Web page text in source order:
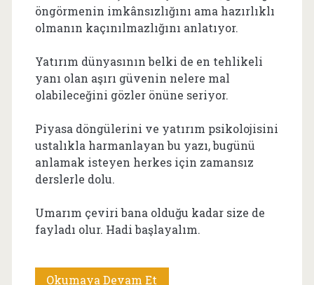
öngörmenin imkânsızlığını ama hazırlıklı
olmanın kaçınılmazlığını anlatıyor.
Yatırım dünyasının belki de en tehlikeli
yanı olan aşırı güvenin nelere mal
olabileceğini gözler önüne seriyor.
Piyasa döngülerini ve yatırım psikolojisini
ustalıkla harmanlayan bu yazı, bugünü
anlamak isteyen herkes için zamansız
derslerle dolu.
Umarım çeviri bana olduğu kadar size de
fayladı olur. Hadi başlayalım.
Okumaya Devam Et